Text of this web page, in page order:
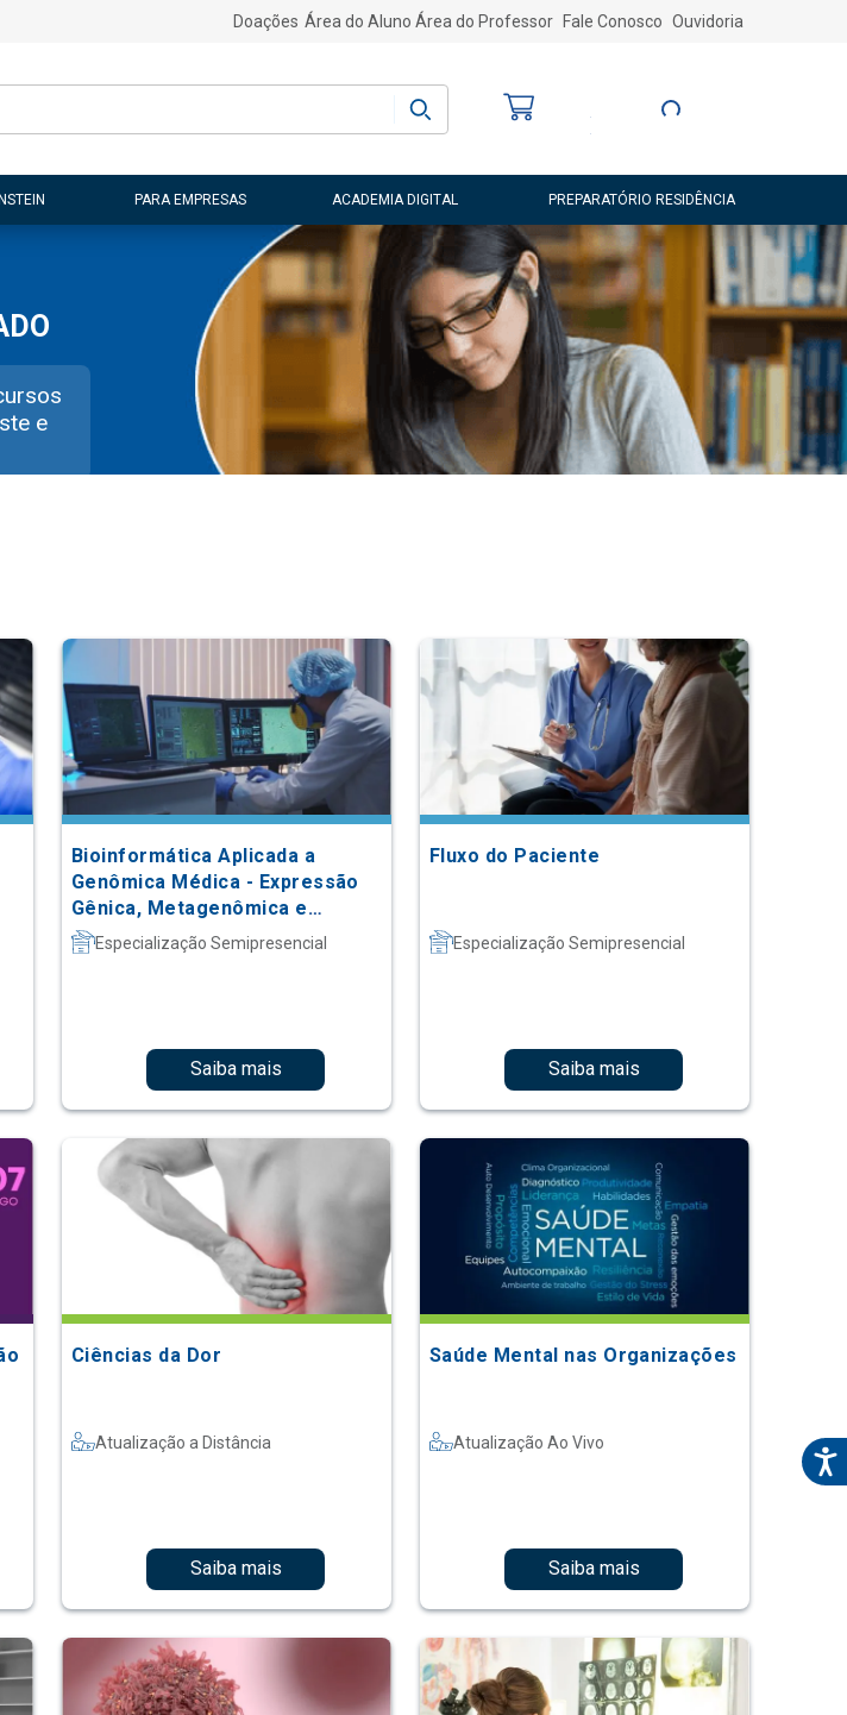
Doações Área do Aluno Área do Professor Fale Conosco Ouvidoria
Entre ou Cadastre-
PARA EMPRESAS ACADEMIA DIGITAL PREPARATÓRIO RESIDÊNCIA
e
Bioinformática Aplicada a
Genômica Médica - Expressão
Gênica, Metagenômica e
Machine Learning
Especialização Semipresencial
Saiba mais
Fluxo do Paciente
Especialização Semipresencial
Saiba mais
Ciências da Dor
Atualização a Distância
Saiba mais
Saúde Mental nas Organizações
Atualização Ao Vivo
Saiba mais